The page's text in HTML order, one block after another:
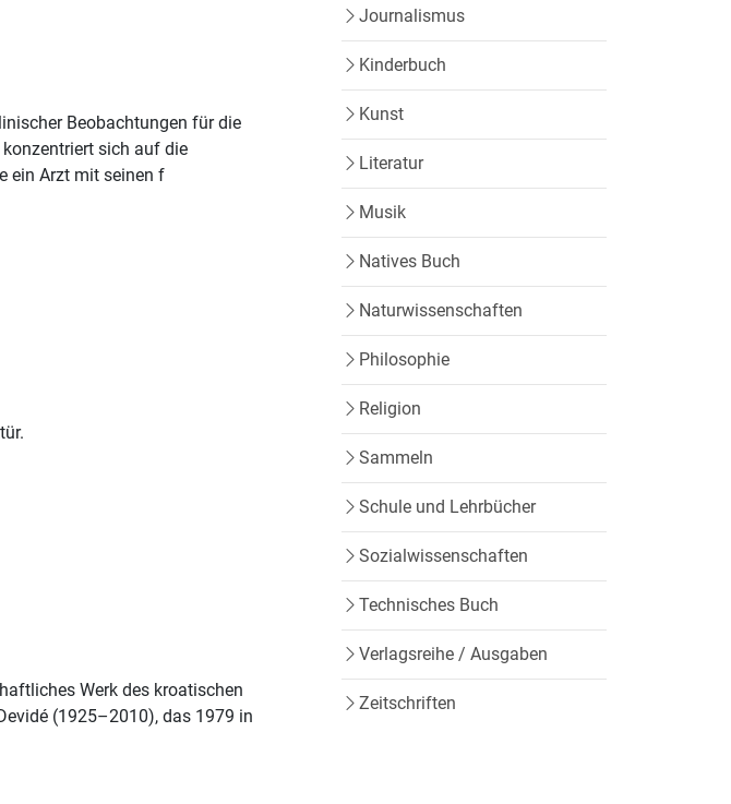
Beobachtungen für die
konzentriert sich auf die
ein Arzt mit seinen f
Werk des kroatischen
(1925–2010), das 1979 in
Journalismus
Kinderbuch
Kunst
Literatur
Musik
Natives Buch
Naturwissenschaften
Philosophie
Religion
Sammeln
Schule und Lehrbücher
Sozialwissenschaften
Technisches Buch
Verlagsreihe / Ausgaben
Zeitschriften